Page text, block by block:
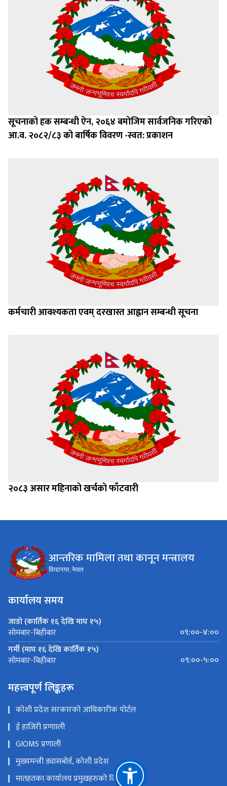
सूचनाको हक सम्बन्धी ऐन, २०६४ बमोजिम सार्वजनिक गरिएको
आ.व. २०८२/८३ को बार्षिक विवरण -स्वत: प्रकाशन
कर्मचारी आवश्यकता एवम् दरखास्त आह्वान सम्बन्धी सूचना
२०८३ असार महिनाको खर्चको फाँटवारी
आन्तरिक मामिला तथा कानून मन्त्रालय
विराटनगर, नेपाल
कार्यालय समय
जाडो (कार्तिक १६ देखि माघ १५)
सोमबार-बिहीबार
०९:००-४:००
गर्मी (माघ १६ देखि कार्तिक १५)
सोमबार-बिहीबार ०९:००-५:००
महत्त्वपूर्ण लिङ्कहरू
कोशी प्रदेश सरकारको आधिकारीक पोर्टल
ई हाजिरी प्रणााली
GIOMS प्रणाली
मुख्यमन्त्री ड्यासबोर्ड, कोशी प्रदेश
मातहतका कार्यालय प्रमुखहरुको विवरण